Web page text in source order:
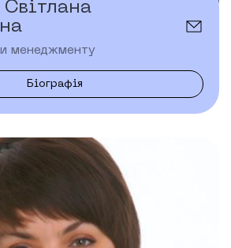
менеджменту
Біографія